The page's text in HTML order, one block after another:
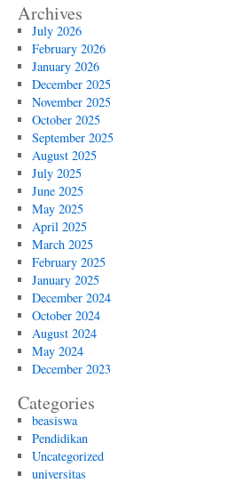
Archives
July 2026
February 2026
January 2026
December 2025
November 2025
October 2025
September 2025
August 2025
July 2025
June 2025
May 2025
April 2025
March 2025
February 2025
January 2025
December 2024
October 2024
August 2024
May 2024
December 2023
Categories
beasiswa
Pendidikan
Uncategorized
universitas